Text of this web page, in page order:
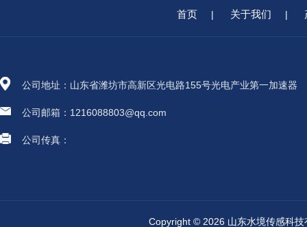
首页 | 关于我们 |
公司地址：山东省潍坊市高新区光电路155号光电产业第一加速器
公司邮箱：1216088803@qq.com
公司传真：
Copyright © 2026 山东水境传感科